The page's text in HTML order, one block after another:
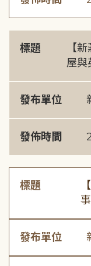
標題
【
屋與
發布單位
發佈時間
標題
發布單位